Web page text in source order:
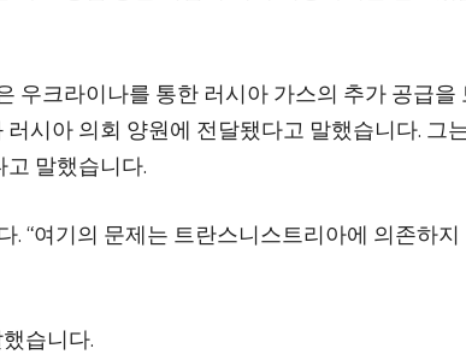
우크라이나를 통한 러시아 가스의 추가 공급을
시아 의회 양원에 전달됐다고 말했습니다. 그
말했습니다.
. “여기의 문제는 트란스니스트리아에 의존하
습니다.